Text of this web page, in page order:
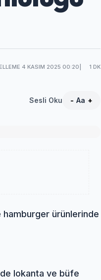
4 KASIM 2025 00:20 1 DK
Sesli Oku - Aa +
ürünlerinde
lokanta ve büfe